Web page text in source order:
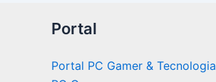
Portal
Portal PC Gamer & Tecnologia